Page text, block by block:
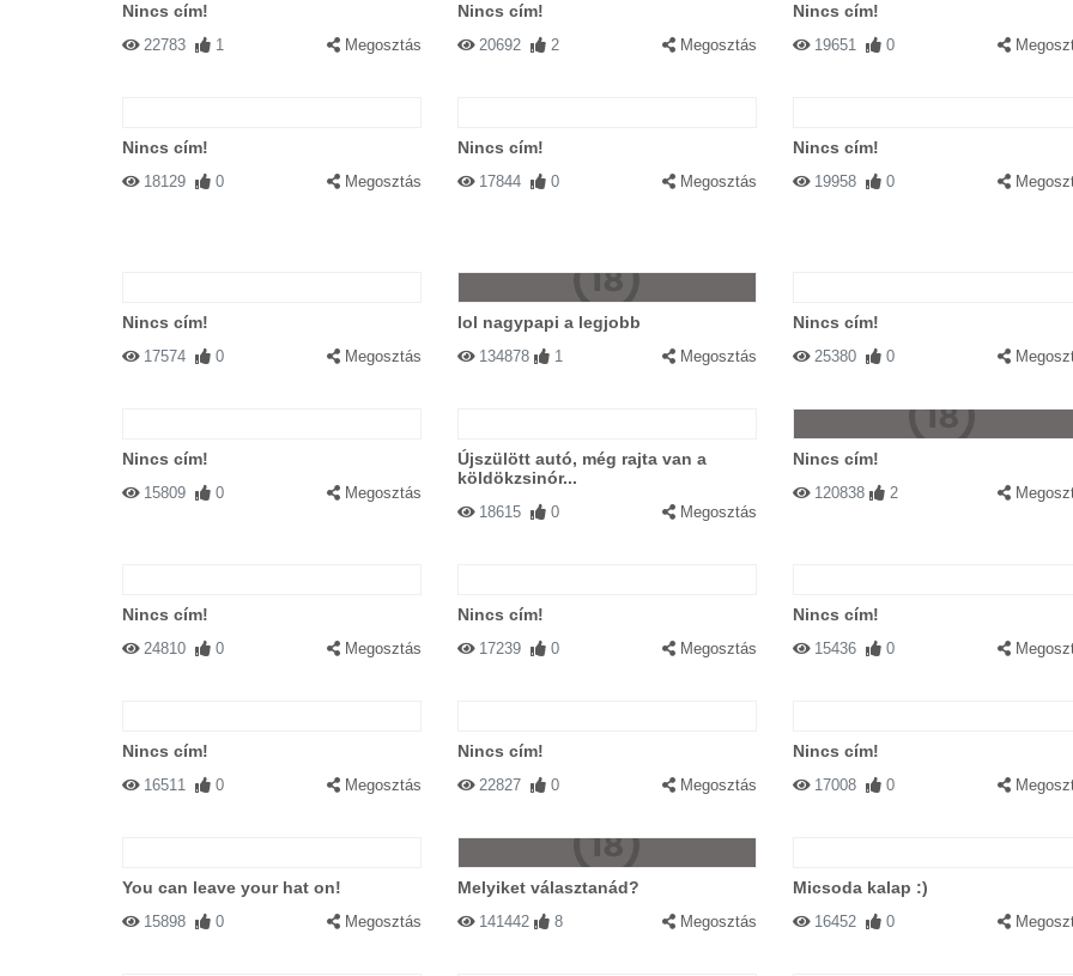
Nincs cím!
22783 1 Megosztás
Nincs cím!
20692 2 Megosztás
Nincs cím!
19651 0
Nincs cím!
18129 0 Megosztás
Nincs cím!
17844 0 Megosztás
Nincs cím!
19958 0
Nincs cím!
17574 0 Megosztás
lol nagypapi a legjobb
134878 1 Megosztás
Nincs cím!
25380 0
Nincs cím!
15809 0 Megosztás
Újszülött autó, még rajta van a
köldökzsinór...
18615 0 Megosztás
Nincs cím!
120838 2
Nincs cím!
24810 0 Megosztás
Nincs cím!
17239 0 Megosztás
Nincs cím!
15436 0
Nincs cím!
16511 0 Megosztás
Nincs cím!
22827 0 Megosztás
Nincs cím!
17008 0
You can leave your hat on!
15898 0 Megosztás
Melyiket választanád?
141442 8 Megosztás
Micsoda kalap :)
16452 0